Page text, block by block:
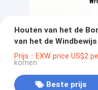
Houten van het de
van het de
Prijs：EXW price US$2
komen
Beste prijs